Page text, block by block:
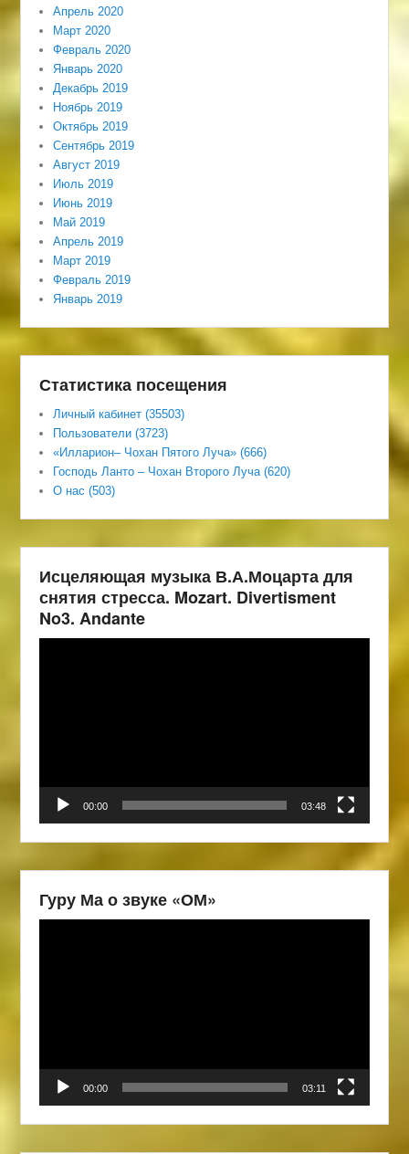
Апрель 2020
Март 2020
Февраль 2020
Январь 2020
Декабрь 2019
Ноябрь 2019
Октябрь 2019
Сентябрь 2019
Август 2019
Июль 2019
Июнь 2019
Май 2019
Апрель 2019
Март 2019
Февраль 2019
Январь 2019
Статистика посещения
Личный кабинет (35503)
Пользователи (3723)
«Илларион– Чохан Пятого Луча» (666)
Господь Ланто – Чохан Второго Луча (620)
О нас (503)
Исцеляющая музыка В.А.Моцарта для
снятия стресса. Mozart. Divertisment
No3. Andante
00:00 03:48
Гуру Ма о звуке «ОМ»
00:00 03:11